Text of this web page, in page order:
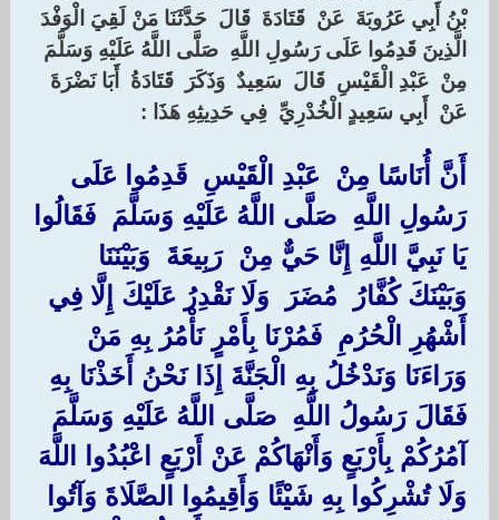
بْنُ أَبِي عَرُوبَةَ ‏ ‏عَنْ ‏ ‏قَتَادَةَ ‏ ‏قَالَ ‏ ‏حَدَّثَنَا مَنْ لَقِيَ الْوَفْدَ
الَّذِينَ قَدِمُوا عَلَى رَسُولِ اللَّهِ ‏ ‏صَلَّى اللَّهُ عَلَيْهِ وَسَلَّمَ ‏
‏مِنْ ‏ ‏عَبْدِ الْقَيْسِ ‏ ‏قَالَ ‏ ‏سَعِيدٌ ‏ ‏وَذَكَرَ ‏ ‏قَتَادَةُ ‏ ‏أَبَا نَضْرَةَ ‏
‏عَنْ ‏ ‏أَبِي سَعِيدٍ الْخُدْرِيِّ ‏ ‏فِي حَدِيثِهِ هَذَا ‏:‏
‏أَنَّ أُنَاسًا مِنْ ‏ ‏عَبْدِ الْقَيْسِ ‏ ‏قَدِمُوا عَلَى
رَسُولِ اللَّهِ ‏ ‏صَلَّى اللَّهُ عَلَيْهِ وَسَلَّمَ ‏ ‏فَقَالُوا
يَا نَبِيَّ اللَّهِ إِنَّا حَيٌّ مِنْ ‏ ‏رَبِيعَةَ ‏ ‏وَبَيْنَنَا
وَبَيْنَكَ كُفَّارُ ‏ ‏مُضَرَ ‏ ‏وَلَا نَقْدِرُ عَلَيْكَ إِلَّا فِي ‏
‏أَشْهُرِ الْحُرُمِ ‏ ‏فَمُرْنَا بِأَمْرٍ نَأْمُرُ بِهِ مَنْ
وَرَاءَنَا وَنَدْخُلُ بِهِ الْجَنَّةَ إِذَا نَحْنُ أَخَذْنَا بِهِ
فَقَالَ رَسُولُ اللَّهِ ‏ ‏صَلَّى اللَّهُ عَلَيْهِ وَسَلَّمَ ‏
‏آمُرُكُمْ بِأَرْبَعٍ وَأَنْهَاكُمْ عَنْ أَرْبَعٍ اعْبُدُوا اللَّهَ
وَلَا تُشْرِكُوا بِهِ شَيْئًا وَأَقِيمُوا الصَّلَاةَ وَآتُوا